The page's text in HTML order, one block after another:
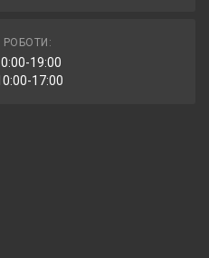
РОБОТИ:
19:00
17:00